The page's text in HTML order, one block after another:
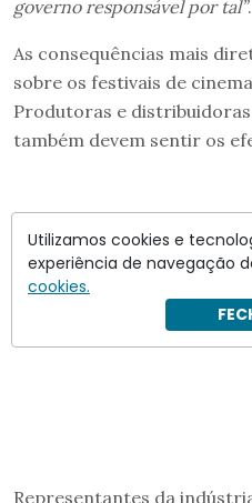
governo responsável por tal”.
As consequências mais
sobre os festivais de
Produtoras e
também devem sentir os
Representantes da
Utilizamos cookies e
experiência de navegação
cookies.